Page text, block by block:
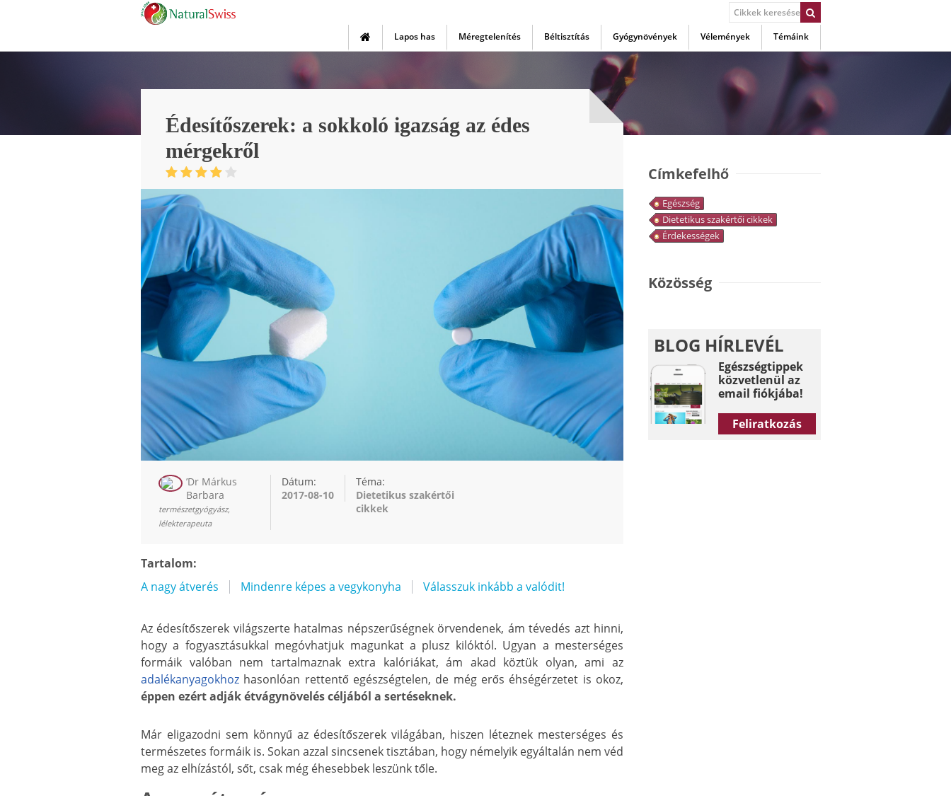
Lapos has Méregtelenítés Béltisztítás Gyógynövények Vélemények Témáink
Édesítőszerek: a sokkoló igazság az édes
mérgekről
’Dr Márkus
Barbara
természetgyógyász,
lélekterapeuta
Dátum:
2017-08-10
Téma:
Dietetikus szakértői
cikkek
Tartalom:
A nagy átverés
Mindenre képes a vegykonyha Válasszuk inkább a valódit!
Az édesítőszerek világszerte hatalmas népszerűségnek örvendenek, ám tévedés azt hinni,
hogy a fogyasztásukkal megóvhatjuk magunkat a plusz kilóktól. Ugyan a mesterséges
formáik valóban nem tartalmaznak extra kalóriákat, ám akad köztük olyan, ami az
adalékanyagokhoz hasonlóan rettentő egészségtelen, de még erős éhségérzetet is okoz,
éppen ezért adják étvágynövelés céljából a sertéseknek.
Már eligazodni sem könnyű az édesítőszerek világában, hiszen léteznek mesterséges és
természetes formáik is. Sokan azzal sincsenek tisztában, hogy némelyik egyáltalán nem véd
meg az elhízástól, sőt, csak még éhesebbek leszünk tőle.
Címkefelhő
Egészség
Dietetikus szakértői cikkek
Érdekességek
Közösség
BLOG HÍRLEVÉL
Egészségtippek
közvetlenül az
email fiókjába!
Feliratkozás
tartalmaink első kézből!
Csatlakozzon hozzánk, így garantáltan nem marad le